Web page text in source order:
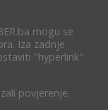
mogu se
Iza zadnje
"hyperlink"
povjerenje.